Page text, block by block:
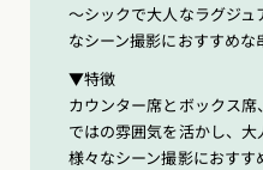
〜シックで大人なラグジ
なシーン撮影におすすめ
▼特徴
カウンター席とボックス
ではの雰囲気を活かし、
様々なシーン撮影におす